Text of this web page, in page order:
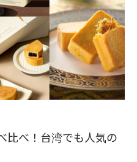
比べ！台湾でも人気の